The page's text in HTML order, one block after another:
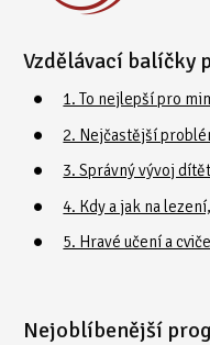
Vzdělávací balíčky
1. To nejlepší pro
2. Nejčastější
3. Správný vývoj
4. Kdy a jak na
5. Hravé učení a
Nejoblíbenější